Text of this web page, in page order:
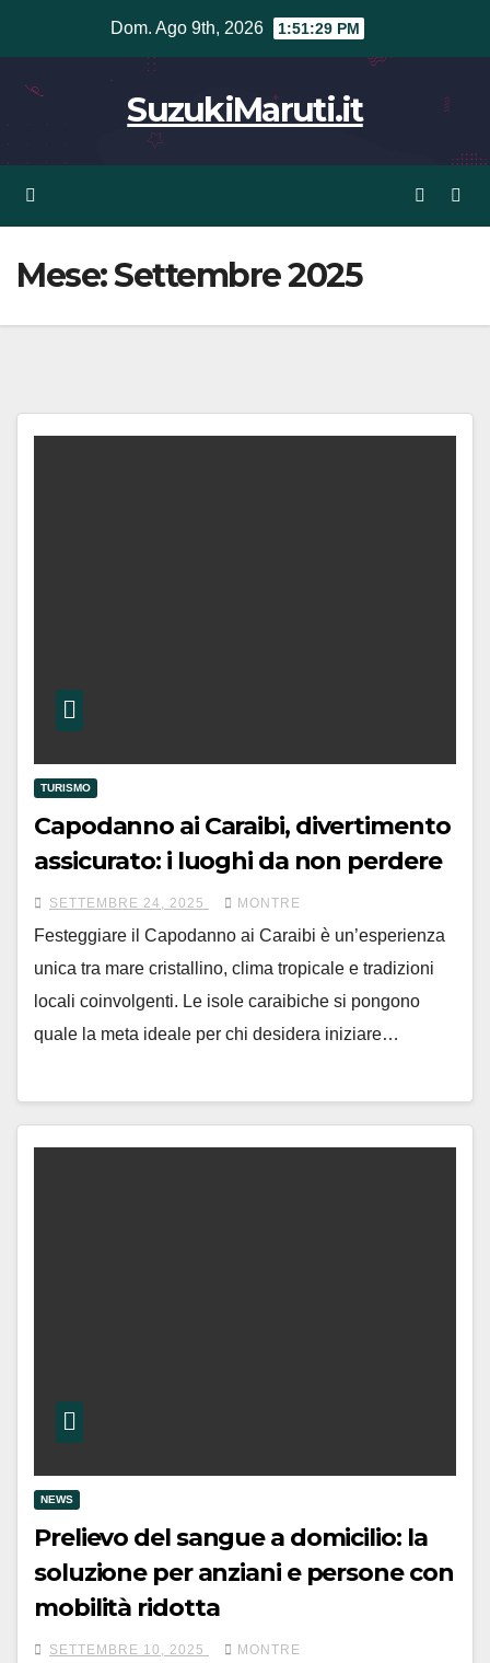
contenuto
Dom. Ago 9th, 2026 1:51:30 PM
SuzukiMaruti.it
Mese:Settembre 2025
TURISMO
Capodanno ai Caraibi, divertimento
assicurato: i luoghi da non perdere
SETTEMBRE 24, 2025 MONTRE
Festeggiare il Capodanno ai Caraibi è un’esperienza
unica tra mare cristallino, clima tropicale e tradizioni
locali coinvolgenti. Le isole caraibiche si pongono
quale la meta ideale per chi desidera iniziare…
NEWS
Prelievo del sangue a domicilio: la
soluzione per anziani e persone con
mobilità ridotta
SETTEMBRE 10, 2025 MONTRE